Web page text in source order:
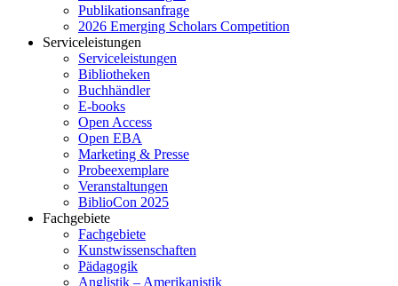
Publikationsanfrage
2026 Emerging Scholars Competition
Serviceleistungen
Serviceleistungen
Bibliotheken
Buchhändler
E-books
Open Access
Open EBA
Marketing & Presse
Probeexemplare
Veranstaltungen
BiblioCon 2025
Fachgebiete
Fachgebiete
Kunstwissenschaften
Pädagogik
Anglistik – Amerikanistik